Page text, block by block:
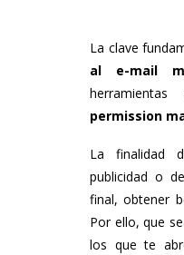
La clave
al e-mail
permission
La finalidad
publicidad o
final, obtener
Por ello, que
los que te